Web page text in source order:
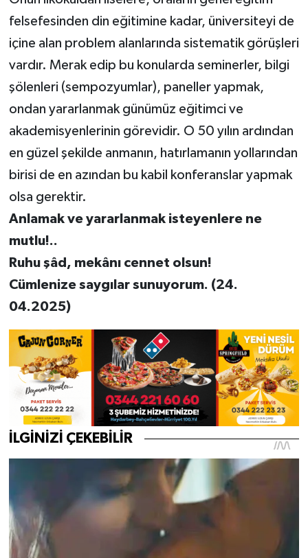
felsefesinden din eğitimine kadar, üniversiteyi de
içine alan problem alanlarında sistematik görüşleri
vardır. Merak edip bu konularda seminerler, bilgi
şölenleri (sempozyumlar), paneller yapmak,
ondan yararlanmak günümüz eğitimci ve
akademisyenlerinin görevidir. O 50 yılın ardından
en güzel şekilde anmanın, hatırlamanın yollarından
birisi de en azından bu kabil konferanslar yapmak
olsa gerektir.
Anlamak ve yararlanmak isteyenlere ne
mutlu!..
Ruhu şâd, mekânı cennet olsun!
Cümlenize saygılar sunuyorum. (24.
04.2025)